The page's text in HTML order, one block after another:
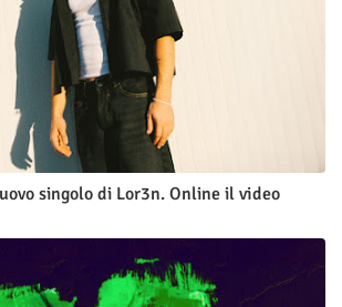
singolo di Lor3n. Online il video